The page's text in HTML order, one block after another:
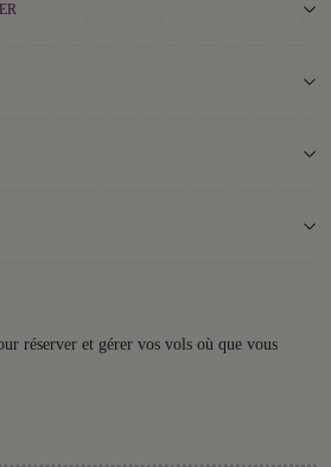
réserver et gérer vos vols où que vous